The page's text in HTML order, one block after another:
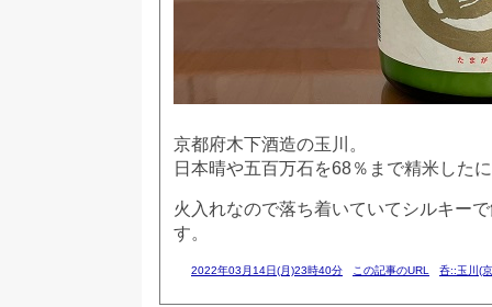
京都府木下酒造の玉川。
日本晴や五百万石を68％まで精米した
火入れなので落ち着いていてシルキー
す。
2022年03月14日(月)23時40分 この記事のURL 呑::玉川(